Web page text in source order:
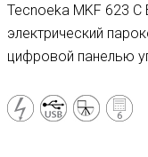
Tecnoeka MKF 623
электрический
цифровой панелью